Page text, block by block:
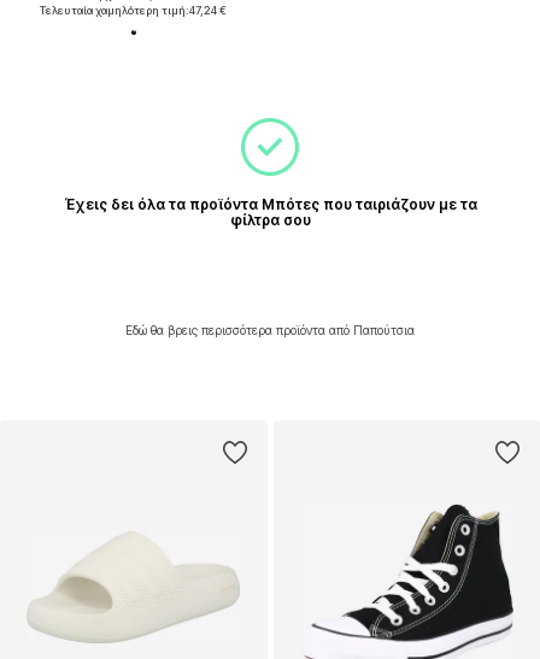
Τελευταία χαμηλότερη τιμή:47,24 €
Έχεις δει όλα τα προϊόντα Μπότες που ταιριάζουν με τα
φίλτρα σου
Εδώ θα βρεις περισσότερα προϊόντα από Παπούτσια